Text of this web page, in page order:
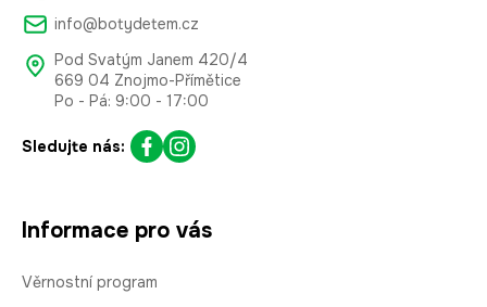
info@botydetem.cz
Pod Svatým Janem 420/4
669 04 Znojmo-Přímětice
Po - Pá: 9:00 - 17:00
Sledujte nás:
Informace pro vás
Věrnostní program